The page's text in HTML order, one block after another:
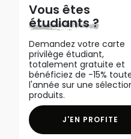
Vous êtes
étudiants ?
Demandez votre carte
privilège étudiant,
totalement gratuite et
bénéficiez de -15%
l'année sur une
produits.
J'EN PROFITE